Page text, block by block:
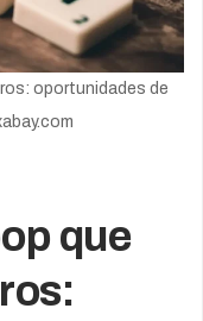
oportunidades de
que